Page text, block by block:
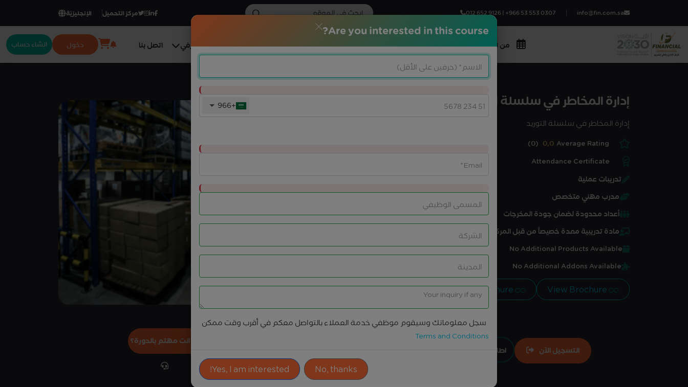
info@fin.com.sa
012 652 9126 | +966 53 553 0307 مركز التحميل الإنجليزيّة
من نحن المجالات التدريبية الشهادات الاحترافية خدماتنا المركز الاعلامي المركز المعرفي اتصل بنا دخول انشاء حساب
إدارة المخاطر في سلسلة التوريد
إدارة المخاطر في سلسلة التوريد
Average Rating
0,0
(0)
Attendance Certificate
تدريبات عملية
مدرب مهني متخصص
أعداد محدودة لضمان جودة المخرجات
مادة تدريبية معدة خصيصاً من قبل المركز
No Additional Products Available
No Additional Addons Available
التسجيل الآن اطلبها تعاقدي
هل انت مهتم بالدورة؟
Are you interested in this course?
+966
سجل معلوماتك وسيقوم موظفي خدمة العملاء بالتواصل معكم في أقرب وقت ممكن
Terms and Conditions
No, thanks
Yes, I am interested!